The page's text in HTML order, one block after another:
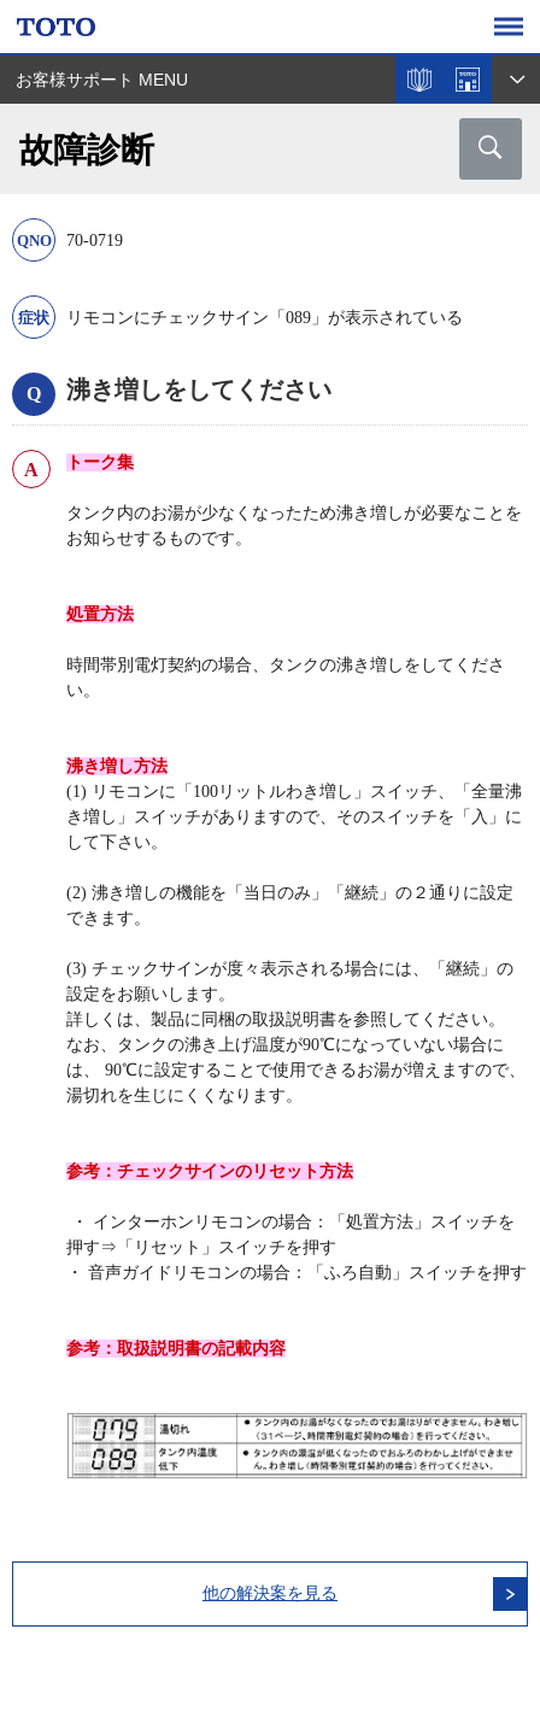
お客様サポート MENU
故障診断
70-0719
リモコンにチェックサイン「089」が表示されている
沸き増しをしてください
トーク集
タンク内のお湯が少なくなったため沸き増しが必要なことを
お知らせするものです。
処置方法
時間帯別電灯契約の場合、タンクの沸き増しをしてくださ
い。
沸き増し方法
(1) リモコンに「100リットルわき増し」スイッチ、「全量沸
き増し」スイッチがありますので、そのスイッチを「入」に
して下さい。
(2) 沸き増しの機能を「当日のみ」「継続」の２通りに設定
できます。
(3) チェックサインが度々表示される場合には、「継続」の
設定をお願いします。
詳しくは、製品に同梱の取扱説明書を参照してください。
なお、タンクの沸き上げ温度が90℃になっていない場合に
は、 90℃に設定することで使用できるお湯が増えますので、
湯切れを生じにくくなります。
参考：チェックサインのリセット方法
・ インターホンリモコンの場合：「処置方法」スイッチを
押す⇒「リセット」スイッチを押す
・ 音声ガイドリモコンの場合：「ふろ自動」スイッチを押す
参考：取扱説明書の記載内容
他の解決案を見る